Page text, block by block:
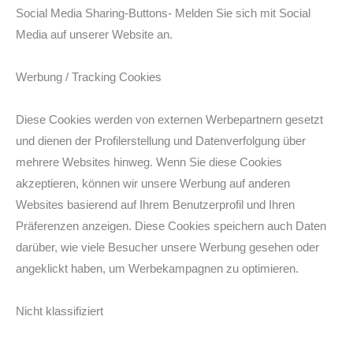
Social Media Sharing-Buttons- Melden Sie sich mit Social
Media auf unserer Website an.
Werbung / Tracking Cookies
Diese Cookies werden von externen Werbepartnern gesetzt
und dienen der Profilerstellung und Datenverfolgung über
mehrere Websites hinweg. Wenn Sie diese Cookies
akzeptieren, können wir unsere Werbung auf anderen
Websites basierend auf Ihrem Benutzerprofil und Ihren
Präferenzen anzeigen. Diese Cookies speichern auch Daten
darüber, wie viele Besucher unsere Werbung gesehen oder
angeklickt haben, um Werbekampagnen zu optimieren.
Nicht klassifiziert